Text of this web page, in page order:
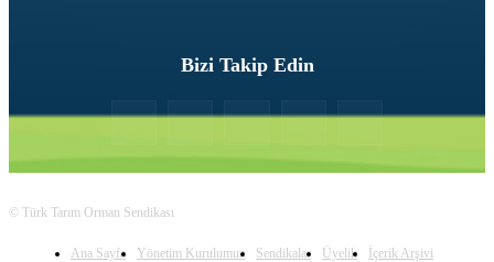
Bizi Takip Edin
© Türk Tarım Orman Sendikası
Ana Sayfa Yönetim Kurulumuz Sendikalar Üyelik
İçerik Arşivi